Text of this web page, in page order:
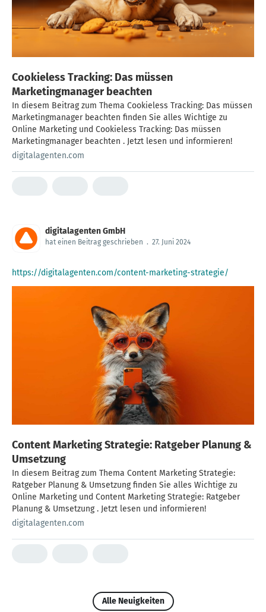
Cookieless Tracking: Das müssen
Marketingmanager beachten
In diesem Beitrag zum Thema Cookieless Tracking: Das müssen
Marketingmanager beachten finden Sie alles Wichtige zu
Online Marketing und Cookieless Tracking: Das müssen
Marketingmanager beachten . Jetzt lesen und informieren!
digitalagenten.com
digitalagenten GmbH
hat einen Beitrag geschrieben . 27. Juni 2024
https://digitalagenten.com/content-marketing-strategie/
Content Marketing Strategie: Ratgeber Planung &
Umsetzung
In diesem Beitrag zum Thema Content Marketing Strategie:
Ratgeber Planung & Umsetzung finden Sie alles Wichtige zu
Online Marketing und Content Marketing Strategie: Ratgeber
Planung & Umsetzung . Jetzt lesen und informieren!
digitalagenten.com
Alle Neuigkeiten